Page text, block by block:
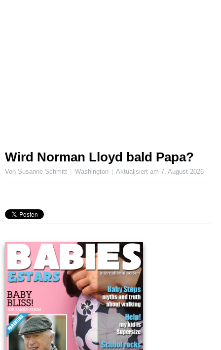
Wird Norman Lloyd bald Papa?
Von Susanne Schmitt Washington Aktualisiert am 7. August 2026